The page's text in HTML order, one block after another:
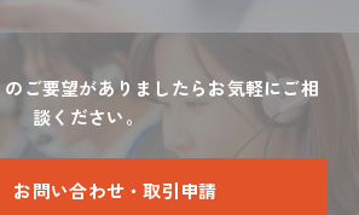
ご要望がありましたらお気軽にご相
談ください。
お問い合わせ・取引申請